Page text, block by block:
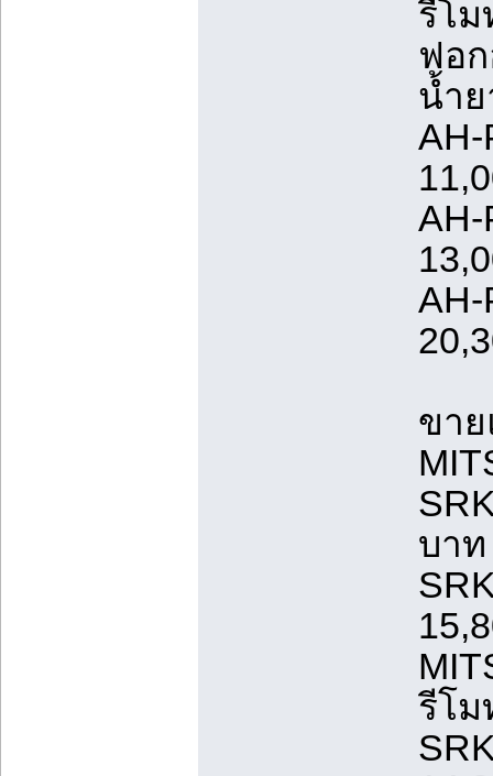
รีโม
ฟอ
น้ำย
AH-
AH-
AH-
ขา
บา
รีโม